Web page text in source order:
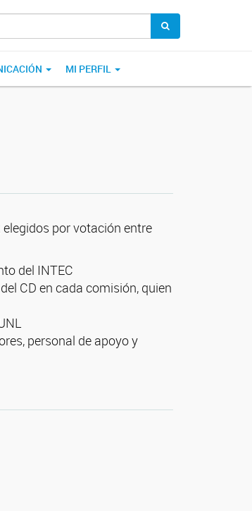
MI PERFIL
por votación entre
del INTEC
CD en cada comisión, quien
personal de apoyo y